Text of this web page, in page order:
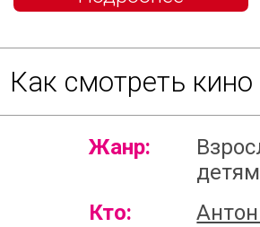
Как смотреть кино
Жанр:
детям
Кто: